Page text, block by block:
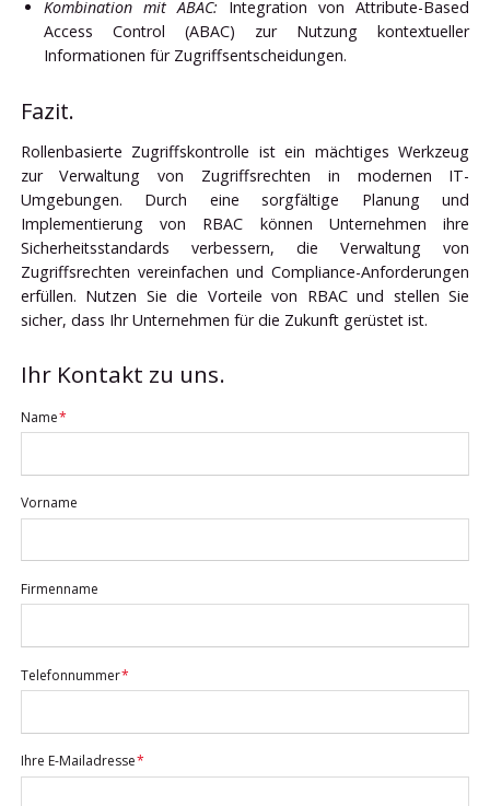
Kombination mit ABAC: Integration von Attribute-Based
Access Control (ABAC) zur Nutzung kontextueller
Informationen für Zugriffsentscheidungen.
Fazit.
Rollenbasierte Zugriffskontrolle ist ein mächtiges Werkzeug
zur Verwaltung von Zugriffsrechten in modernen IT-
Umgebungen. Durch eine sorgfältige Planung und
Implementierung von RBAC können Unternehmen ihre
Sicherheitsstandards verbessern, die Verwaltung von
Zugriffsrechten vereinfachen und Compliance-Anforderungen
erfüllen. Nutzen Sie die Vorteile von RBAC und stellen Sie
sicher, dass Ihr Unternehmen für die Zukunft gerüstet ist.
Ihr Kontakt zu uns.
Pflichtfeld
Name*
Vorname
Firmenname
Pflichtfeld
Telefonnummer*
Pflichtfeld
Ihre E-Mailadresse*